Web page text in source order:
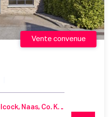
Vente convenue
11 The Rise, Ledwill Park, Kilcock, Naas, Co. Kildare, W23 ER2T